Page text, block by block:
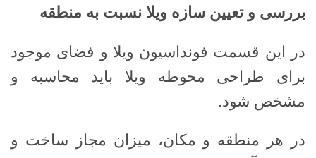
بررسی و تعیین سازه ویلا نسبت به منطقه
در این قسمت فونداسیون ویلا و فضای موجود
برای طراحی محوطه ویلا باید محاسبه و
مشخص شود.
در هر منطقه و مکان، میزان مجاز ساخت و